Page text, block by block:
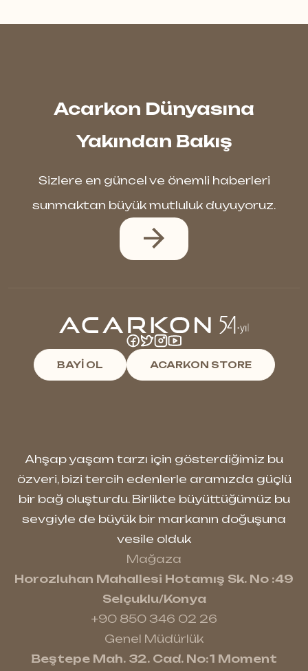
Acarkon Dünyasına
Yakından Bakış
Sizlere en güncel ve önemli haberleri
sunmaktan büyük mutluluk duyuyoruz.
BAYİ OL ACARKON STORE
Ahşap yaşam tarzı için gösterdiğimiz bu
özveri, bizi tercih edenlerle aramızda güçlü
bir bağ oluşturdu. Birlikte büyüttüğümüz bu
sevgiyle de büyük bir markanın doğuşuna
vesile olduk
Mağaza
Horozluhan Mahallesi Hotamış Sk. No :49
Selçuklu/Konya
+90 850 346 02 26
Genel Müdürlük
Beştepe Mah. 32. Cad. No:1 Moment